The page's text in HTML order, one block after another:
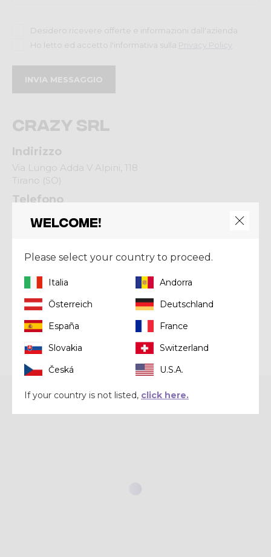
Desidero ricevere offerte e informazioni dall'azienda.
Ho letto ed accetto l'informativa sulla
Crazy srl
Indirizzo
Via Lungo Adda V Alpini, 118
Tirano (SO)
Telefono
+39 0342 706371
help@crazy.it
Welcome!
Please select your country to proceed.
Italia
Andorra
Österreich
Deutschland
España
France
Slovakia
Switzerland
Česká
U.S.A.
If your country is not listed, click here.